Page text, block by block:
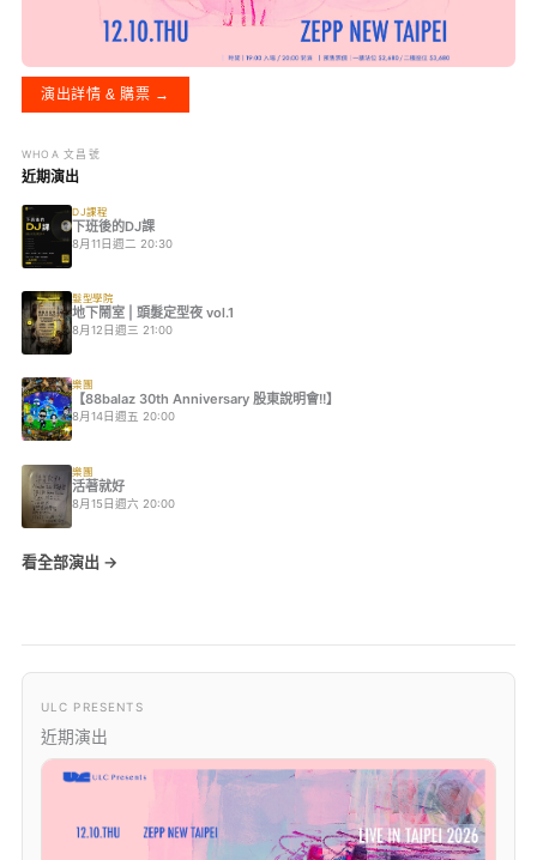
演出詳情 & 購票 →
WHOA 文昌號
近期演出
DJ課程
下班後的DJ課
8月11日週二 20:30
髮型學院
地下鬧室 | 頭髮定型夜 vol.1
8月12日週三 21:00
樂團
【88balaz 30th Anniversary 股東說明會!!】
8月14日週五 20:00
樂團
活著就好
8月15日週六 20:00
看全部演出 →
ULC PRESENTS
近期演出